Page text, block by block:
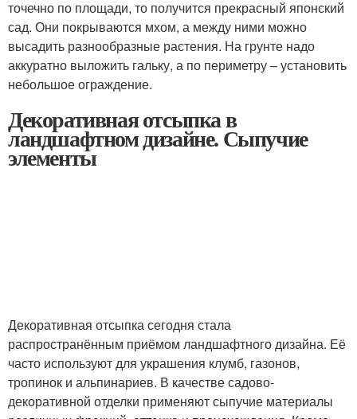
точечно по площади, то получится прекрасный японский
сад. Они покрываются мхом, а между ними можно
высадить разнообразные растения. На грунте надо
аккуратно выложить гальку, а по периметру – установить
небольшое ограждение.
Декоративная отсыпка в
ландшафтном дизайне. Сыпучие
элементы
Декоративная отсыпка сегодня стала
распространённым приёмом ландшафтного дизайна. Её
часто используют для украшения клумб, газонов,
тропинок и альпинариев. В качестве садово-
декоративной отделки применяют сыпучие материалы